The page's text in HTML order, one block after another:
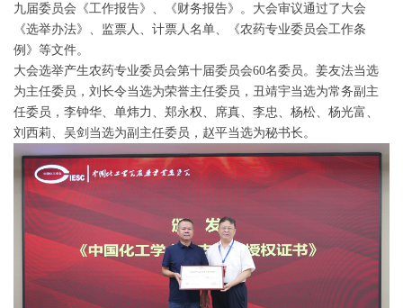
九届委员会《工作报告》、《财务报告》。大会审议通过了大会
《选举办法》、监票人、计票人名单、《农药专业委员会工作条
例》等文件。
大会选举产生农药专业委员会第十届委员会60名委员。姜友法当选
为主任委员，刘长令当选为荣誉主任委员，丑靖宇当选为常务副主
任委员，李钟华、单炜力、郑永权、席真、李忠、杨松、杨光富、
刘西莉、吴剑当选为副主任委员，赵平当选为秘书长。